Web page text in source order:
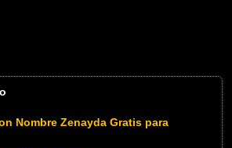
Nombre Zenayda Gratis para